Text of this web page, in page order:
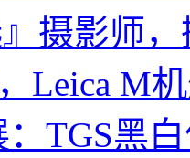
』摄影师
Leica M
：TGS黑